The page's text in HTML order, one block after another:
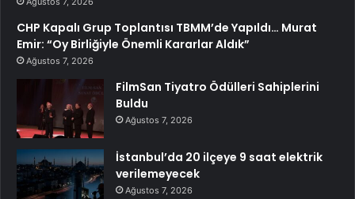
CHP Kapalı Grup Toplantısı TBMM’de Yapıldı… Murat
Emir: “Oy Birliğiyle Önemli Kararlar Aldık”
Ağustos 7, 2026
FilmSan Tiyatro Ödülleri Sahiplerini
Buldu
Ağustos 7, 2026
İstanbul’da 20 ilçeye 9 saat elektrik
verilemeyecek
Ağustos 7, 2026